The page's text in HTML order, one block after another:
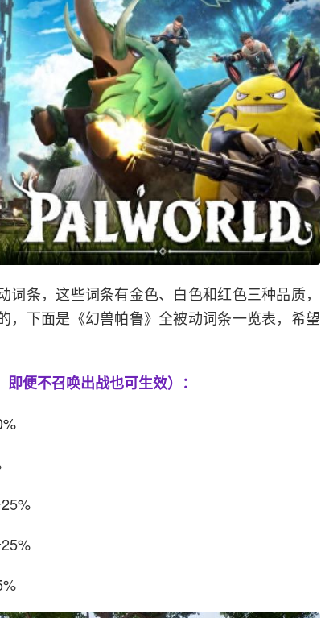
词条，这些词条有金色、白色和红色三种品质，
，下面是《幻兽帕鲁》全被动词条一览表，希望
便不召唤出战也可生效）：